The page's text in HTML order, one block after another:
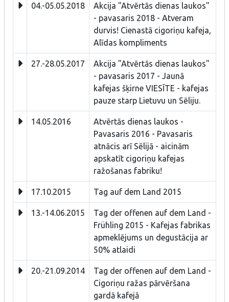
04.-05.05.2018
Akcija "Atvērtās dienas laukos"
- pavasaris 2018 - Atveram
durvis! Cienastā cigoriņu kafeja,
Alīdas kompliments
27.-28.05.2017
Akcija "Atvērtās dienas laukos"
- pavasaris 2017 - Jaunā
kafejas šķirne VIESĪTE - kafejas
pauze starp Lietuvu un Sēliju.
14.05.2016
Atvērtās dienas laukos -
Pavasaris 2016 - Pavasaris
atnācis arī Sēlijā - aicinām
apskatīt cigoriņu kafejas
ražošanas fabriku!
17.10.2015 Tag auf dem Land 2015
13.-14.06.2015
Tag der offenen auf dem Land -
Frühling 2015 - Kafejas fabrikas
apmeklējums un degustācija ar
50% atlaidi
20.-21.09.2014
Tag der offenen auf dem Land -
Cigoriņu ražas pārvēršana
gardā kafejā